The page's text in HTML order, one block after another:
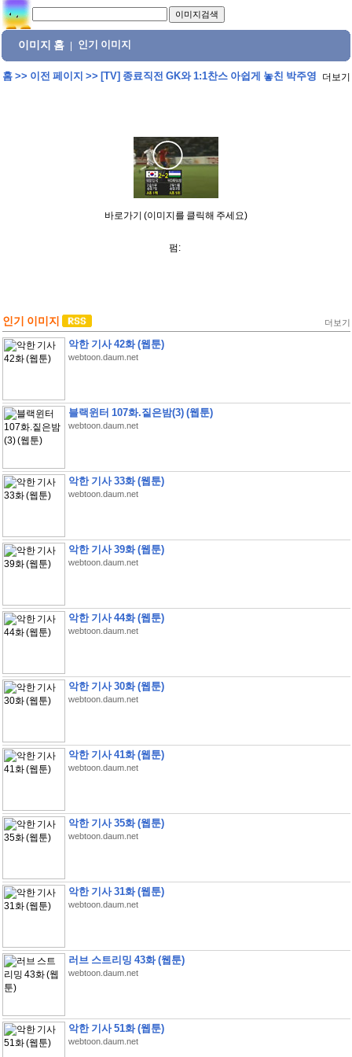
이미지 홈 인기 이미지
홈>> 이전 페이지 >> [TV] 종료직전 GK와 1:1찬스 아쉽게 놓친 박주영 더보기
바로가기 (이미지를 클릭해 주세요)
펌:
인기 이미지 더보기
악한 기사 42화 (웹툰)
webtoon.daum.net
블랙윈터 107화.짙은밤(3) (웹툰)
webtoon.daum.net
악한 기사 33화 (웹툰)
webtoon.daum.net
악한 기사 39화 (웹툰)
webtoon.daum.net
악한 기사 44화 (웹툰)
webtoon.daum.net
악한 기사 30화 (웹툰)
webtoon.daum.net
악한 기사 41화 (웹툰)
webtoon.daum.net
악한 기사 35화 (웹툰)
webtoon.daum.net
악한 기사 31화 (웹툰)
webtoon.daum.net
러브 스트리밍 43화 (웹툰)
webtoon.daum.net
악한 기사 51화 (웹툰)
webtoon.daum.net